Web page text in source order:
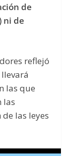
de
ni de
reflejó
las que
las
las leyes